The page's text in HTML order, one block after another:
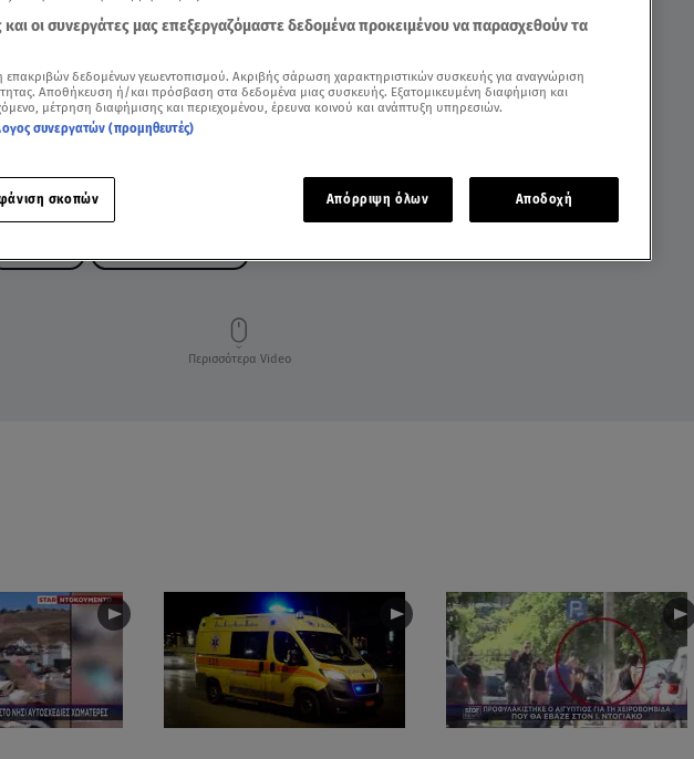
Περισσότερα Video
και οι συνεργάτες μας επεξεργαζόμαστε δεδομένα προκειμένου να παρασχεθούν τα
επακριβών δεδομένων γεωεντοπισμού. Ακριβής σάρωση χαρακτηριστικών συσκευής για αναγνώριση
Αποθήκευση ή/και πρόσβαση στα δεδομένα μιας συσκευής. Εξατομικευμένη διαφήμιση και
μέτρηση διαφήμισης και περιεχομένου, έρευνα κοινού και ανάπτυξη υπηρεσιών.
συνεργατών (προμηθευτές)
σκοπών Απόρριψη όλων Αποδοχή